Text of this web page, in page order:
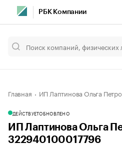
РБК Компании
Главная ИП Лаптинова Ольга
ДЕЙСТВУЕТОБНОВЛЕНО
ИП Лаптинова Ольга
322940100017796